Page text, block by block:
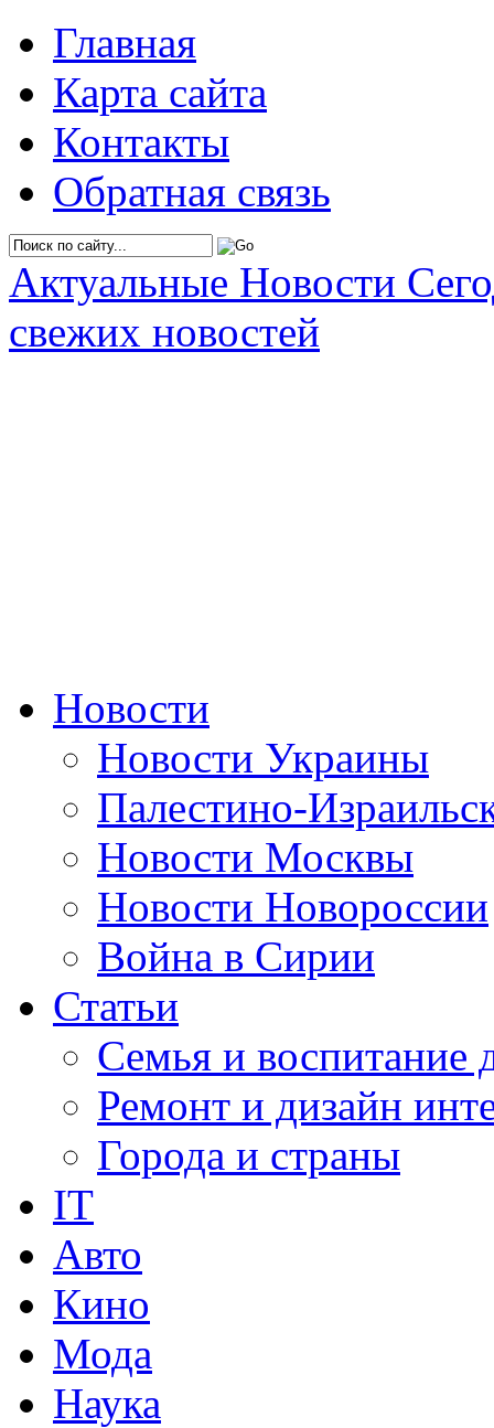
Главная
Карта сайта
Контакты
Обратная связь
Актуальные Новости
свежих новостей
Новости
Новости Украины
Палестино-
Новости Москвы
Новости Новороссии
Война в Сирии
Статьи
Семья и воспитание
Ремонт и дизайн
Города и страны
IT
Авто
Кино
Мода
Наука